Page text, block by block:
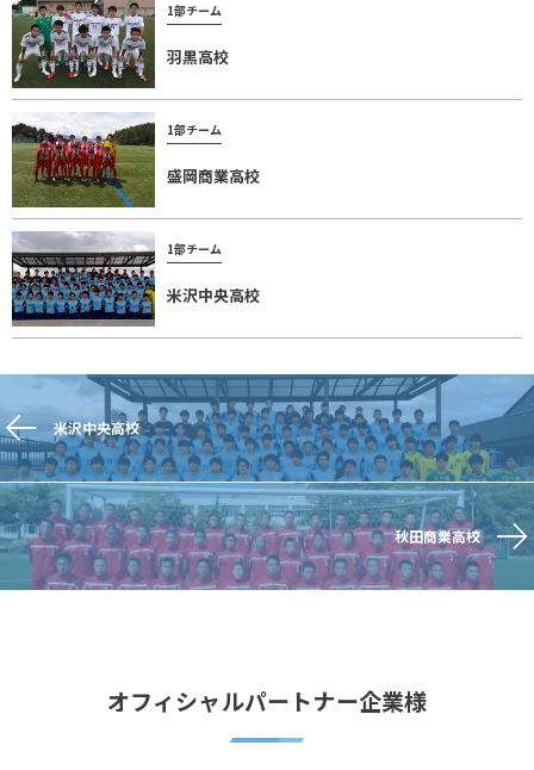
1部チーム
羽黒高校
1部チーム
盛岡商業高校
1部チーム
米沢中央高校
米沢中央高校
秋田商業高校
オフィシャルパートナー企業様